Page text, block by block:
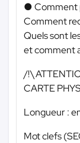
● Comment
Comment
Quels sont
et comment
/!\
CARTE
Longueur :
Mot clefs